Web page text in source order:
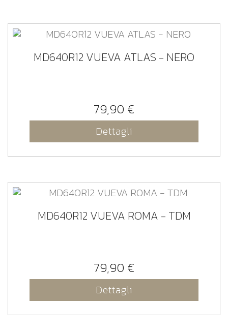
MD640R12 VUEVA ATLAS - NERO
79,90 €
Dettagli
MD640R12 VUEVA ROMA - TDM
79,90 €
Dettagli